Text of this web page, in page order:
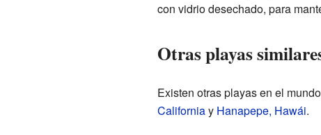
con vidrio desechado, para
Otras playas
Existen otras playas en el
Californiay Hanapepe, Hawái.